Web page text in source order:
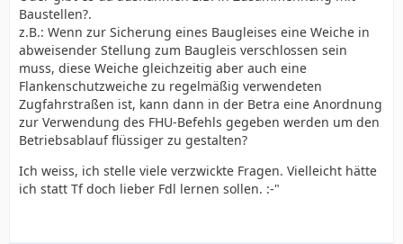
Baustellen?.
z.B.: Wenn zur Sicherung eines Baugleises eine Weiche in
abweisender Stellung zum Baugleis verschlossen sein
muss, diese Weiche gleichzeitig aber auch eine
Flankenschutzweiche zu regelmäßig verwendeten
Zugfahrstraßen ist, kann dann in der Betra eine Anordnung
zur Verwendung des FHU-Befehls gegeben werden um den
Betriebsablauf flüssiger zu gestalten?
Ich weiss, ich stelle viele verzwickte Fragen. Vielleicht hätte
ich statt Tf doch lieber Fdl lernen sollen. :-"